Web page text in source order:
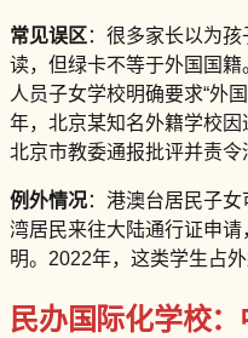
常见误区：很多家长以为
读，但绿卡不等于外国国
人员子女学校明确要求“外
年，北京某知名外籍学校
北京市教委通报批评并责令
例外情况：港澳台居民子
湾居民来往大陆通行证申
明。2022年，这类学生占
民办国际化学校